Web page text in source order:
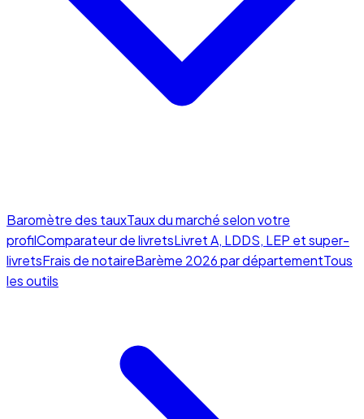
Baromètre des tauxTaux du marché selon votre
profilComparateur de livretsLivret A, LDDS, LEP et super-
livretsFrais de notaireBarème 2026 par départementTous
les outils